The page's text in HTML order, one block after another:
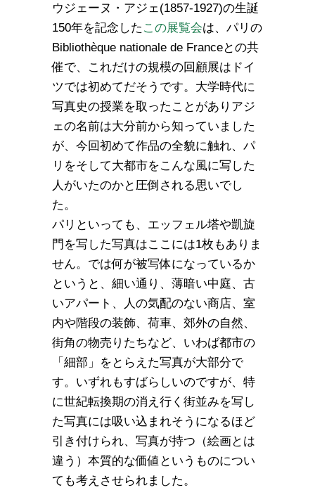
ウジェーヌ・アジェ(1857-1927)の生誕
150年を記念した この展覧会は、パリの
Bibliothèque nationale de Franceとの共
催で、これだけの規模の回顧展はドイ
ツでは初めてだそうです。大学時代に
写真史の授業を取ったことがありアジ
ェの名前は大分前から知っていました
が、今回初めて作品の全貌に触れ、パ
リをそして大都市をこんな風に写した
人がいたのかと圧倒される思いでし
た。
パリといっても、エッフェル塔や凱旋
門を写した写真はここには1枚もありま
せん。では何が被写体になっているか
というと、細い通り、薄暗い中庭、古
いアパート、人の気配のない商店、室
内や階段の装飾、荷車、郊外の自然、
街角の物売りたちなど、いわば都市の
「細部」をとらえた写真が大部分で
す。いずれもすばらしいのですが、特
に世紀転換期の消え行く街並みを写し
た写真には吸い込まれそうになるほど
引き付けられ、写真が持つ（絵画とは
違う）本質的な価値というものについ
ても考えさせられました。